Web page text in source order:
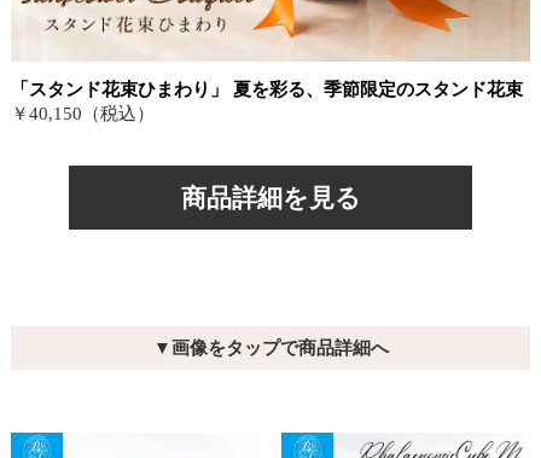
「スタンド花束ひまわり」 夏を彩る、季節限定のスタンド花束
￥40,150（税込）
商品詳細を見る
▼画像をタップで商品詳細へ